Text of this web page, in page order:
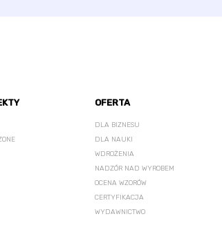
OFERTA
DLA BIZNESU
DLA NAUKI
WDROŻENIA
NADZÓR NAD WYROBEM
OCENA WZORÓW
CERTYFIKACJA
WYDAWNICTWO